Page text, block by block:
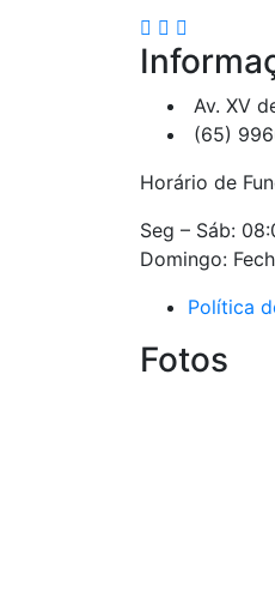
Av. XV
(65)
Horário de
Seg – Sáb:
Domingo:
Política
Fotos